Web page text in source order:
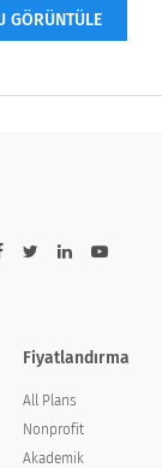
GÖRÜNTÜLE
Fiyatlandırma
All Plans
Nonprofit
Akademik